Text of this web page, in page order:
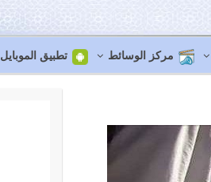
مركز الوسائط تطبيق الموبايل